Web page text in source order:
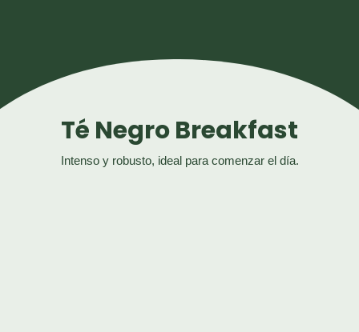
Té Negro Breakfast
Intenso y robusto, ideal para comenzar el día.